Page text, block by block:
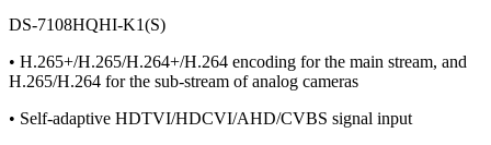
DS-7108HQHI-K1(S)
• H.265+/H.265/H.264+/H.264 encoding for the main stream, and
H.265/H.264 for the sub-stream of analog cameras
• Self-adaptive HDTVI/HDCVI/AHD/CVBS signal input